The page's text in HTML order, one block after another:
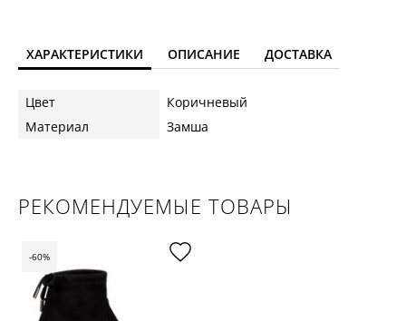
ХАРАКТЕРИСТИКИ ОПИСАНИЕ ДОСТАВКА
Цвет
Коричневый
Материал
Замша
РЕКОМЕНДУЕМЫЕ ТОВАРЫ
-60%